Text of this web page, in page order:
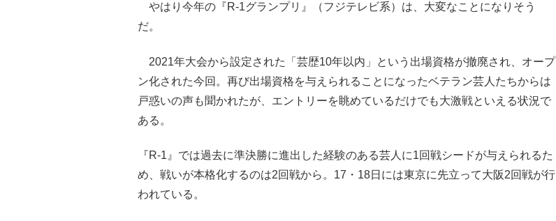
やはり今年の『R-1グランプリ』（フジテレビ系）は、大変なことになりそう
だ。
2021年大会から設定された「芸歴10年以内」という出場資格が撤廃され、オープ
ン化された今回。再び出場資格を与えられることになったベテラン芸人たちからは
戸惑いの声も聞かれたが、エントリーを眺めているだけでも大激戦といえる状況で
ある。
『R-1』では過去に準決勝に進出した経験のある芸人に1回戦シードが与えられるた
め、戦いが本格化するのは2回戦から。17・18日には東京に先立って大阪2回戦が行
われている。